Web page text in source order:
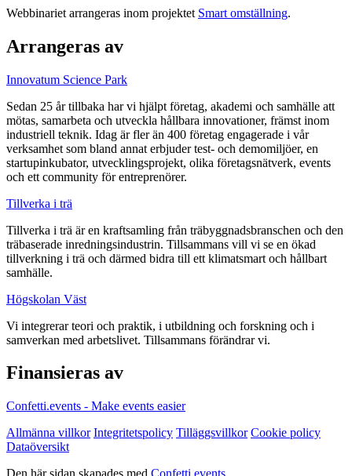
Webbinariet arrangeras inom projektet Smart omställning.
Arrangeras av
Innovatum Science Park
Sedan 25 år tillbaka har vi hjälpt företag, akademi och samhälle att
mötas, samarbeta och utveckla hållbara innovationer, främst inom
industriell teknik. Idag är fler än 400 företag engagerade i vår
verksamhet som bland annat erbjuder test- och demomiljöer, en
startupinkubator, utvecklingsprojekt, olika företagsnätverk, events
och ett community för entreprenörer.
Tillverka i trä
Tillverka i trä är en kraftsamling från träbyggnadsbranschen och den
träbaserade inredningsindustrin. Tillsammans vill vi se en ökad
tillverkning i trä och därmed bidra till ett klimatsmart och hållbart
samhälle.
Högskolan Väst
Vi integrerar teori och praktik, i utbildning och forskning och i
samverkan med arbetslivet. Tillsammans förändrar vi.
Finansieras av
Confetti.events - Make events easier
Allmänna villkor Integritetspolicy Tilläggsvillkor Cookie policy
Dataöversikt